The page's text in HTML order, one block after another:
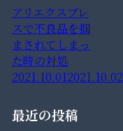
アリエクスプレ
スで不良品を掴
まされてしまっ
た時の対処
2021.10.012021.10.02
最近の投稿